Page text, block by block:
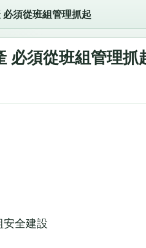
必須從班組管理抓起
必須從班組管理抓
全建設